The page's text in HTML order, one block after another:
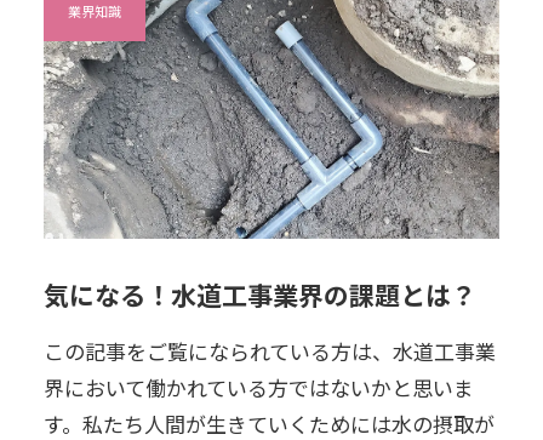
業界知識
気になる！水道工事業界の課題とは？
この記事をご覧になられている方は、水道工事業
界において働かれている方ではないかと思いま
す。私たち人間が生きていくためには水の摂取が